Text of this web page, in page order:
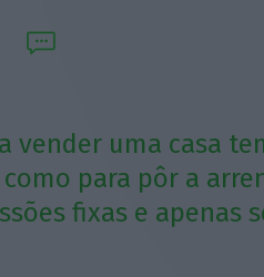
uma casa
para pôr a
fixas e apenas